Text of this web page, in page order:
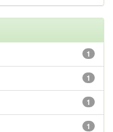
1
1
1
1